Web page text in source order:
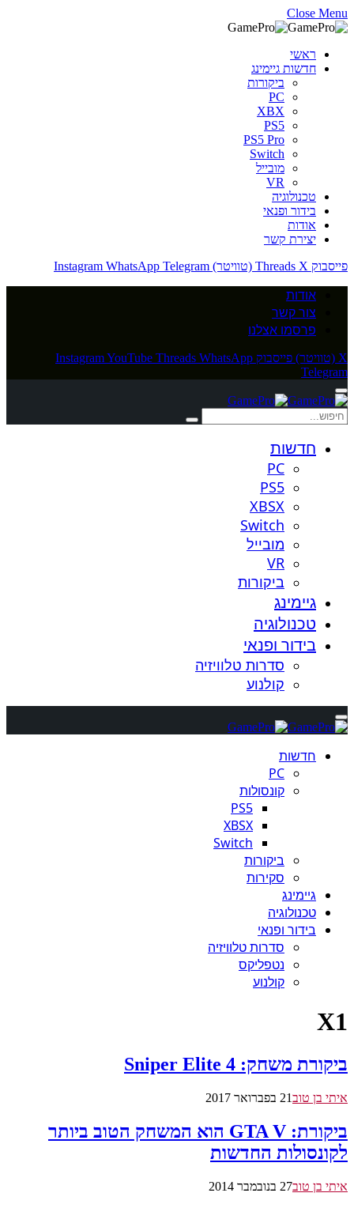
Close Menu
ראשי
חדשות גיימינג
ביקורות
PC
XBX
PS5
PS5 Pro
Switch
מובייל
VR
טכנולוגיה
בידור ופנאי
אודות
יצירת קשר
פייסבוק
Threads X (טוויטר) Instagram WhatsApp Telegram
אודות
צור קשר
פרסמו אצלנו
X (טוויטר) פייסבוק InstagramYouTube Threads WhatsApp
Telegram
חדשות
PC
PS5
XBSX
Switch
מובייל
VR
ביקורות
גיימינג
טכנולוגיה
בידור ופנאי
סדרות טלוויזיה
קולנוע
חדשות
PC
קונסולות
PS5
XBSX
Switch
ביקורות
סקירות
גיימינג
טכנולוגיה
בידור ופנאי
סדרות טלוויזיה
נטפליקס
קולנוע
X1
ביקורת משחק: Sniper Elite 4
איתי בן טוב21 בפברואר 2017
ביקורת: GTA V הוא המשחק הטוב ביותר
לקונסולות החדשות
איתי בן טוב27 בנובמבר 2014